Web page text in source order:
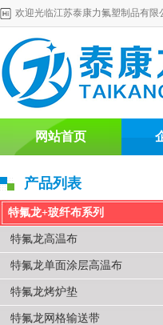
欢迎光临江苏泰康力氟塑制品有限
网站首页
产品列表
特氟龙+玻纤布系列
特氟龙高温布
特氟龙单面涂层高温布
特氟龙烤炉垫
特氟龙网格输送带